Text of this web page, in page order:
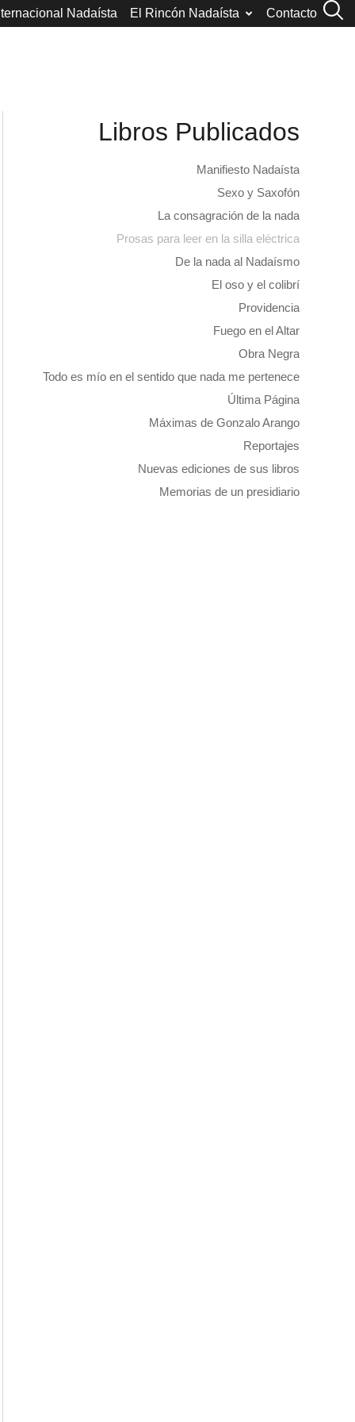
Nadaísta El Rincón Nadaísta Contacto
Libros Publicados
Manifiesto Nadaísta
Sexo y Saxofón
La consagración de la nada
Prosas para leer en la silla eléctrica
De la nada al Nadaísmo
El oso y el colibrí
Providencia
Fuego en el Altar
Obra Negra
Todo es mío en el sentido que nada me pertenece
Última Página
Máximas de Gonzalo Arango
Reportajes
Nuevas ediciones de sus libros
Memorias de un presidiario